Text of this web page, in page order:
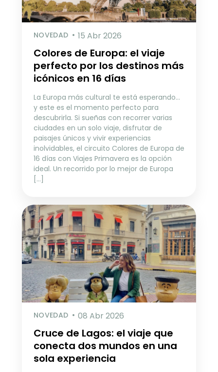
NOVEDAD 15 Abr 2026
Colores de Europa: el viaje
perfecto por los destinos más
icónicos en 16 días
La Europa más cultural te está esperando…
y este es el momento perfecto para
descubrirla. Si sueñas con recorrer varias
ciudades en un solo viaje, disfrutar de
paisajes únicos y vivir experiencias
inolvidables, el circuito Colores de Europa de
16 días con Viajes Primavera es la opción
ideal. Un recorrido por lo mejor de Europa
[…]
NOVEDAD 08 Abr 2026
Cruce de Lagos: el viaje que
conecta dos mundos en una
sola experiencia